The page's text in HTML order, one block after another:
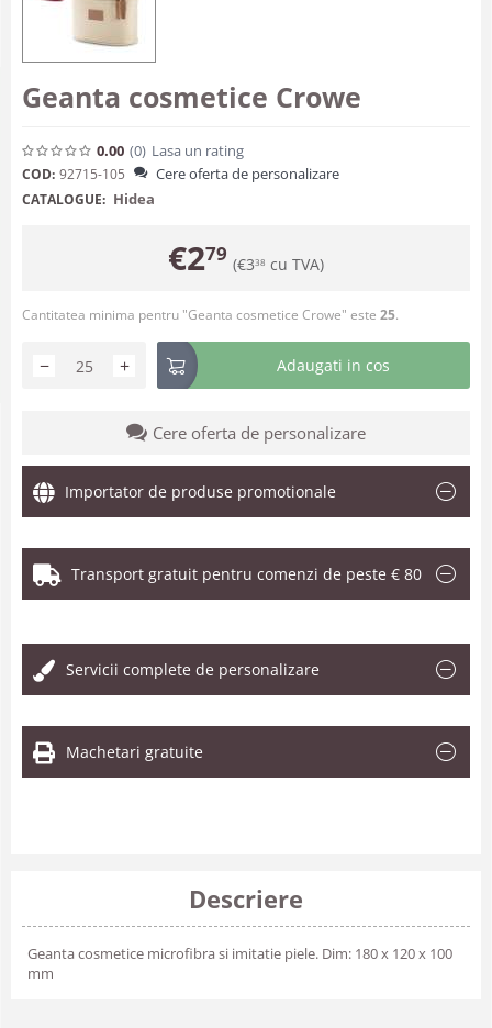
Geanta cosmetice Crowe
0.00 (0) Lasa un rating
COD: 92715-105 Cere oferta de personalizare
CATALOGUE: Hidea
€279 (€338 cu TVA)
Cantitatea minima pentru "Geanta cosmetice Crowe" este 25.
+
− Adaugati in cos
Cere oferta de personalizare
Importator de produse promotionale
Transport gratuit pentru comenzi de peste € 80
Servicii complete de personalizare
Machetari gratuite
Descriere
Geanta cosmetice microfibra si imitatie piele. Dim: 180 x 120 x 100
mm